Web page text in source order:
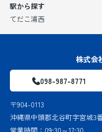
駅から探す
てだこ浦西
株式会
098-987-8771
〒904-0113
沖縄県中頭郡北谷町字宮城3
営業時間： 09:30～17:30